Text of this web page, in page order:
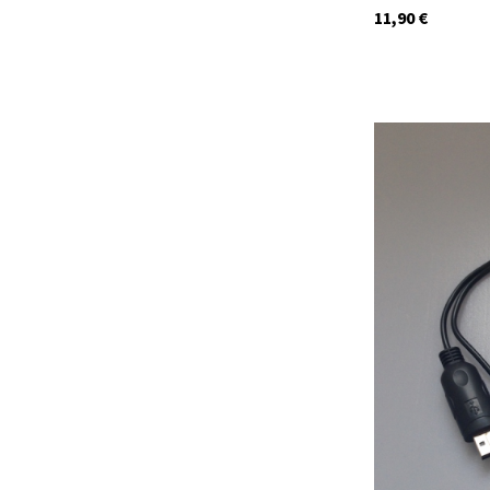
Auf Lager
€
11,90